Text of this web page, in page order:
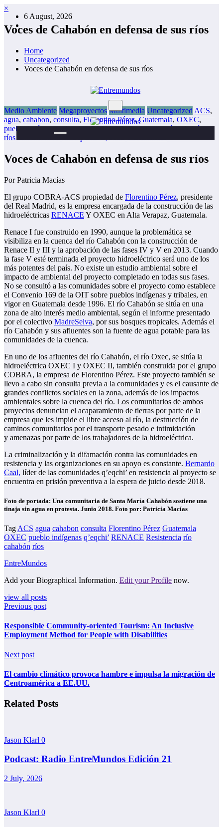
Skip
content
6 August, 2026
×
Voces de Cahabón en defensa de sus ríos
Home
Uncategorized
Voces de Cahabón en defensa de sus ríos
Medio Ambiente Megaproyectos Multimedia Uncategorized ACS,
agua, cahabon, consulta, Florentino Pérez,Guatemala, OXEC,
pueblo indígenas,q’eqchi’,RENACE,Resistencia,río cahabón,
ríos
Voces de Cahabón en defensa de sus ríos
Por Patricia Macías
El grupo COBRA-ACS propiedad de Florentino Pérez, presidente
del Real Madrid, es la empresa encargada de la construcción de las
hidroeléctricas RENACE Y OXEC en Alta Verapaz, Guatemala.
Renace I fue construido en 1990, aunque la problemática se
visibiliza en la cuenca del río Cahabón con la construcción de
Renace II y III y la aprobación de las fases IV y V en 2013. Cuando
la fase V esté terminada el proyecto hidroeléctrico será uno de los
más potentes del país. No existe un estudio ambiental sobre el
impacto de ambiental del proyecto completado en todas sus fases.
No se consultó a las comunidades sobre el proyecto como establece
el Convenio 169 de la OIT sobre pueblos indígenas y tribales, en
vigor en Guatemala desde 1996. El río Cahabón se sitúa en una
zona de alto interés medio ambiental, según el informe presentado
por el colectivo MadreSelva, por sus bosques tropicales. Además el
río Cahabón y sus afluentes son la fuente de agua potable para las
comunidades de la cuenca.
En uno de los afluentes del río Cahabón, el río Oxec, se sitúa la
hidroeléctrica OXEC I y OXEC II, también construida por el grupo
COBRA, la empresa de Florentino Pérez. Este proyecto también se
llevo a cabo sin consulta previa a la comunidades y es el causante de
grandes conflictos sociales en la zona, además de los impactos
ambientales sobre la cuenca del río. Los comunitarios de ambos
proyectos denuncian el acaparamiento de tierras por parte de la
empresa que les impide el libre acceso al río, la destrucción de
caminos comunitarios por el transporte pesado e intimidación
y amenazas por parte de los trabajadores de la hidroeléctrica.
La criminalización y la difamación contra las comunidades en
resistencia y las organizaciones en su apoyo es constante. Bernardo
Caal, líder de las comunidades q’eqchi’ en resistencia al proyecto se
encuentra en prisión preventiva a la espera de juicio desde 2018.
Foto de portada: Una comunitaria de Santa María Cahabón sostiene una
tinaja sin agua en protesta. Junio 2018. Foto por: Patricia Macías
Tag ACS agua cahabon consulta Florentino Pérez Guatemala
OXEC pueblo indígenas q’eqchi’ RENACE Resistencia río
cahabón ríos
EntreMundos
Add your Biographical Information. Edit your Profile now.
view all posts
Previous post
Responsible Community-oriented Tourism: An Inclusive
Employment Method for People with Disabilities
Next post
El cambio climático provoca hambre e impulsa la migración de
Centroamérica a EE.UU.
Related Posts
Jason Klarl 0
Podcast: Radio EntreMundos Edición 21
2 July, 2026
Jason Klarl 0